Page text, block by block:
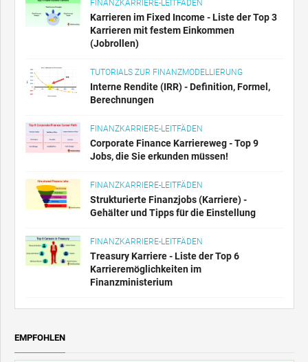
FINANZKARRIERE-LEITFÄDEN
Karrieren im Fixed Income - Liste der Top 3
Karrieren mit festem Einkommen
(Jobrollen)
TUTORIALS ZUR FINANZMODELLIERUNG
Interne Rendite (IRR) - Definition, Formel,
Berechnungen
FINANZKARRIERE-LEITFÄDEN
Corporate Finance Karriereweg - Top 9
Jobs, die Sie erkunden müssen!
FINANZKARRIERE-LEITFÄDEN
Strukturierte Finanzjobs (Karriere) -
Gehälter und Tipps für die Einstellung
FINANZKARRIERE-LEITFÄDEN
Treasury Karriere - Liste der Top 6
Karrieremöglichkeiten im
Finanzministerium
EMPFOHLEN